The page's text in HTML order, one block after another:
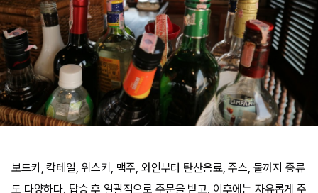
보드카, 칵테일, 위스키, 맥주, 와인부터 탄산음료, 주스, 물까지 종류
도 다양하다. 탑승 후 일괄적으로 주문을 받고, 이후에는 자유롭게 주